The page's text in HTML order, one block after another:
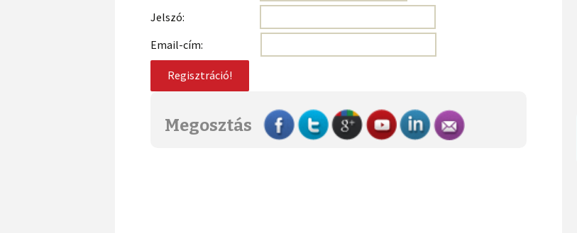
Telefon Konferencia
szolgáltatás
Jelszó:
Email-cím:
Megosztás